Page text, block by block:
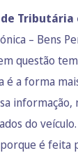
Tributária
– Bens
questão
é a forma
informação,
do veículo.
é feita